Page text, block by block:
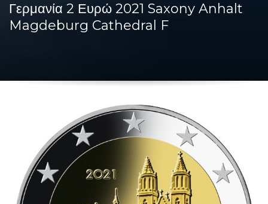
Γερμανία 2 Ευρώ 2021 Saxony Anhalt
Magdeburg Cathedral F